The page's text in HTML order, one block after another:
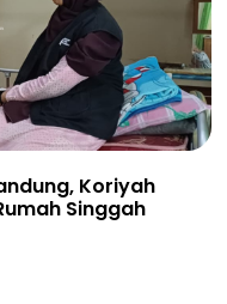
Koriyah
Singgah